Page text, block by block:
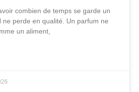
combien de temps se garde un
ne perde en qualité. Un parfum ne
un aliment,